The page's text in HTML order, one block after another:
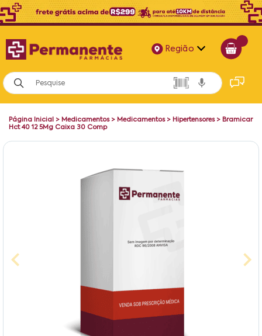
Região
Alagoas
Bahia
Página Inicial > Medicamentos> Medicamentos> Hipertensores> Bramicar
Hct 40 12 5Mg Caixa 30 Comp